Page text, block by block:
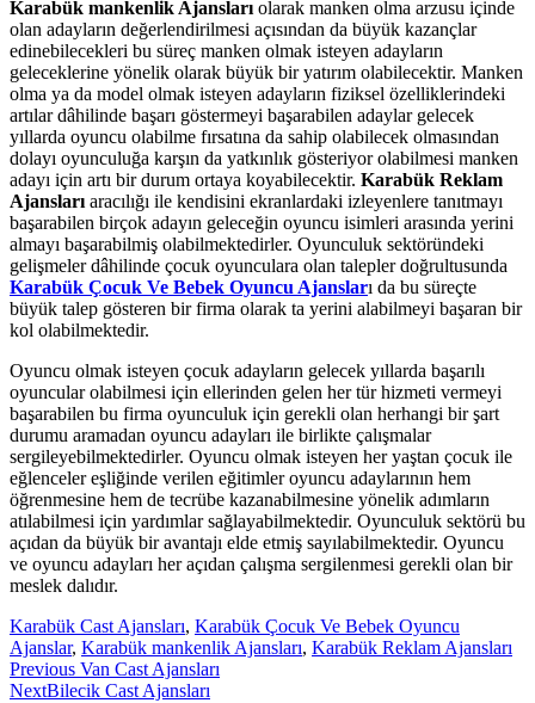
Karabük mankenlik Ajanslarıolarak manken olma arzusu içinde
olan adayların değerlendirilmesi açısından da büyük kazançlar
edinebilecekleri bu süreç manken olmak isteyen adayların
geleceklerine yönelik olarak büyük bir yatırım olabilecektir. Manken
olma ya da model olmak isteyen adayların fiziksel özelliklerindeki
artılar dâhilinde başarı göstermeyi başarabilen adaylar gelecek
yıllarda oyuncu olabilme fırsatına da sahip olabilecek olmasından
dolayı oyunculuğa karşın da yatkınlık gösteriyor olabilmesi manken
adayı için artı bir durum ortaya koyabilecektir. Karabük Reklam
Ajanslarıaracılığı ile kendisini ekranlardaki izleyenlere tanıtmayı
başarabilen birçok adayın geleceğin oyuncu isimleri arasında yerini
almayı başarabilmiş olabilmektedirler. Oyunculuk sektöründeki
gelişmeler dâhilinde çocuk oyunculara olan talepler doğrultusunda
Karabük Çocuk Ve Bebek Oyuncu Ajansları da bu süreçte
büyük talep gösteren bir firma olarak ta yerini alabilmeyi başaran bir
kol olabilmektedir.
Oyuncu olmak isteyen çocuk adayların gelecek yıllarda başarılı
oyuncular olabilmesi için ellerinden gelen her tür hizmeti vermeyi
başarabilen bu firma oyunculuk için gerekli olan herhangi bir şart
durumu aramadan oyuncu adayları ile birlikte çalışmalar
sergileyebilmektedirler. Oyuncu olmak isteyen her yaştan çocuk ile
eğlenceler eşliğinde verilen eğitimler oyuncu adaylarının hem
öğrenmesine hem de tecrübe kazanabilmesine yönelik adımların
atılabilmesi için yardımlar sağlayabilmektedir. Oyunculuk sektörü bu
açıdan da büyük bir avantajı elde etmiş sayılabilmektedir. Oyuncu
ve oyuncu adayları her açıdan çalışma sergilenmesi gerekli olan bir
meslek dalıdır.
Karabük Cast Ajansları, Karabük Çocuk Ve Bebek Oyuncu
Ajanslar, Karabük mankenlik Ajansları, Karabük Reklam Ajansları
PreviousPrevious
post:
Van Cast Ajansları
NextNext
Bilecik Cast Ajansları